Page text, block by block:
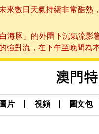
來數日天氣持續非常酷熱
海豚」的外圍下沉氣流
強對流，在下午至晚間為
圖片 視頻 圖文包